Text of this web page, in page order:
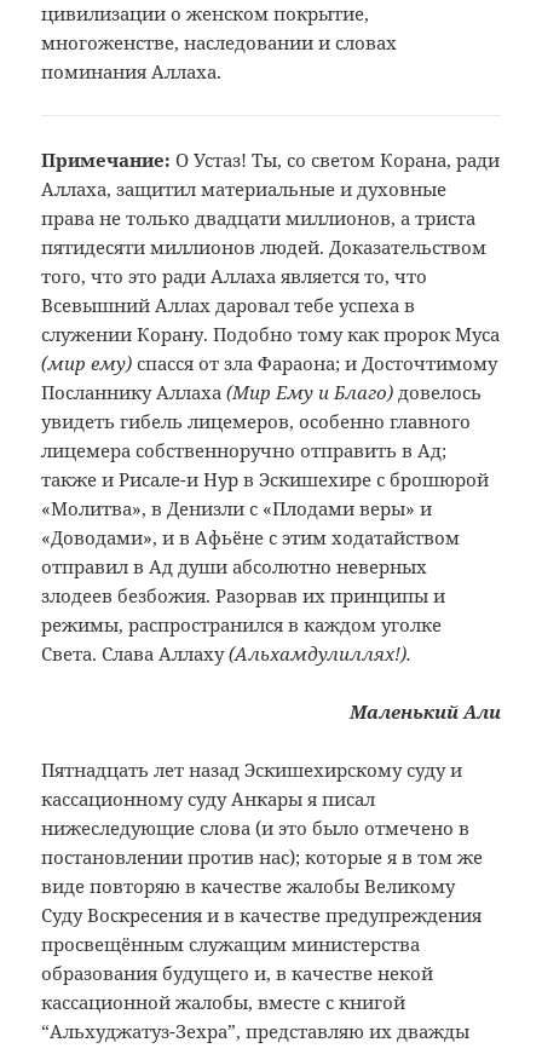
цивилизации о женском покрытие,
многоженстве, наследовании и словах
поминания Аллаха.
Примечание:О Устаз! Ты, со светом Корана, ради
Аллаха, защитил материальные и духовные
права не только двадцати миллионов, атриста
пятидесяти миллионов людей.Доказательством
того, что это радиАллаха является то, что
Всевышний Аллахдаровал тебе успеха в
служении Корану.Подобно тому как пророк Муса
(мирему)спасся от зла Фараона; иДосточтимому
Посланнику Аллаха(МирЕму и Благо)довелось
увидетьгибель лицемеров, особенно главного
лицемера собственноручно отправить вАд;
также и Рисале-и Нур в Эскишехире сброшюрой
«Молитва», в Денизли с «Плодами веры» и
«Доводами»,и в Афьёне с этим ходатайством
отправилв Ад души абсолютно неверных
злодеевбезбожия. Разорвав их принципы и
режимы,распространился в каждом уголке
Света.Слава Аллаху(Альхамдулиллях!).
МаленькийАли
Пятнадцать лет назад Эскишехирскому суду и
кассационному суду Анкары я писал
нижеследующие слова (и это было отмечено в
постановлении против нас); которые я в том же
виде повторяю в качестве жалобы Великому
Суду Воскресения и в качестве предупреждения
просвещённым служащим министерства
образования будущего и, в качестве некой
кассационной жалобы, вместе с книгой
“Альхуджатуз-Зехра”, представляю их дважды